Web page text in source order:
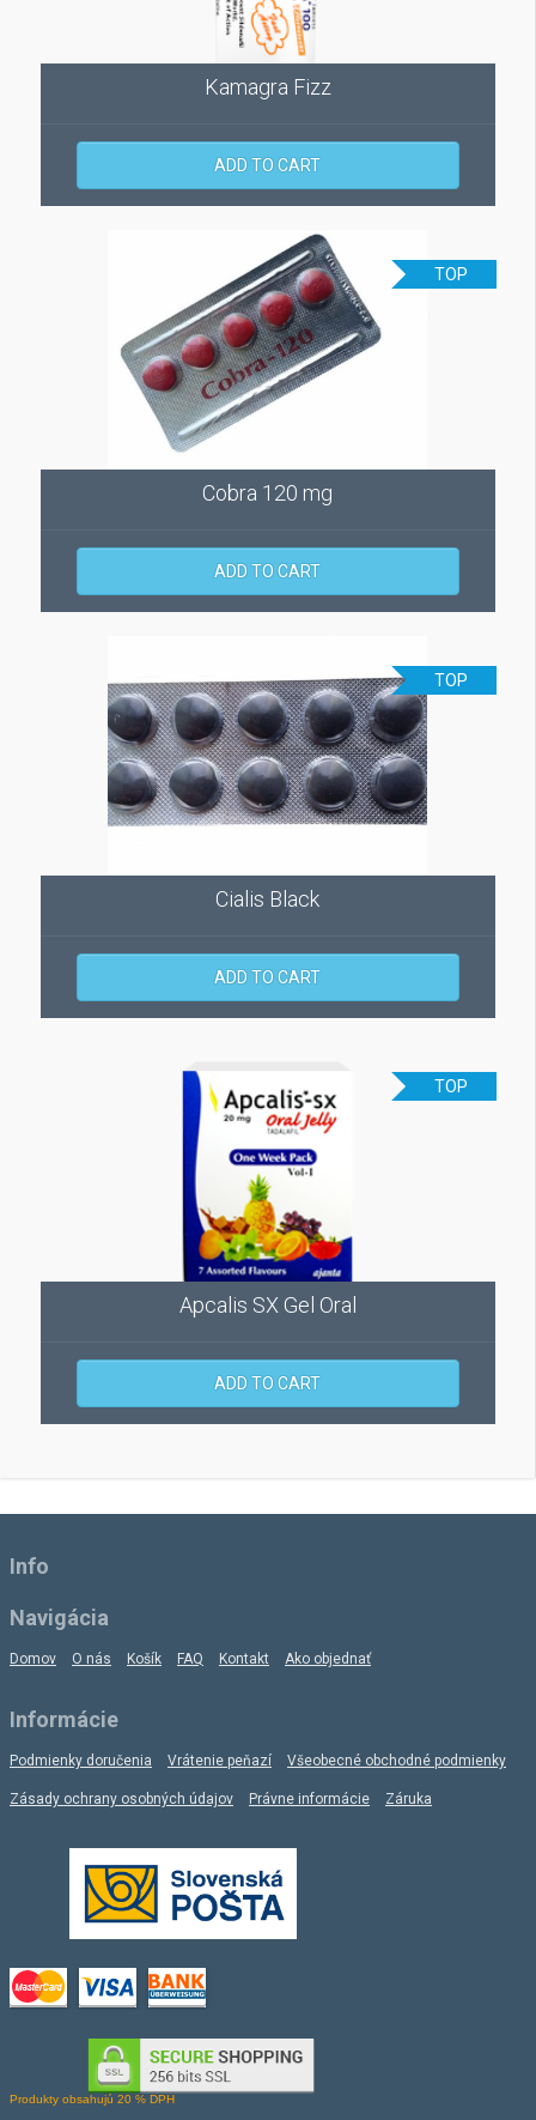
Kamagra Fizz
ADD TO CART
TOP
Cobra 120 mg
ADD TO CART
TOP
Cialis Black
ADD TO CART
TOP
Apcalis SX Gel Oral
ADD TO CART
Info
Navigácia
Domov O nás Košík FAQ Kontakt Ako objednať
Informácie
Podmienky doručenia Vrátenie peňazí Všeobecné obchodné podmienky
Zásady ochrany osobných údajov Právne informácie Záruka
Produkty obsahujú 20 % DPH